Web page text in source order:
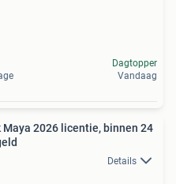
Dagtopper
Vandaag
Maya 2026 licentie, binnen 24
Details